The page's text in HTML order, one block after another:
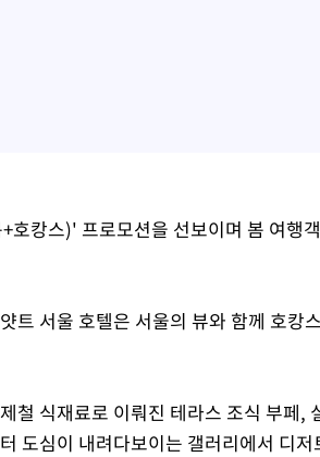
호캉스)' 프로모션을 선보이며 봄 여행
트 서울 호텔은 서울의 뷰와 함께 호캉
철 식재료로 이뤄진 테라스 조식 부페,
도심이 내려다보이는 갤러리에서 디